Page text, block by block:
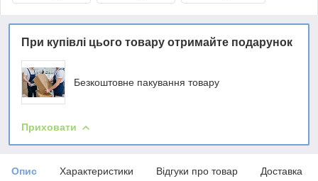
При купівлі цього товару отримайте подарунок
Безкоштовне пакування товару
Приховати
Опис Характеристики Відгуки про товар Доставка